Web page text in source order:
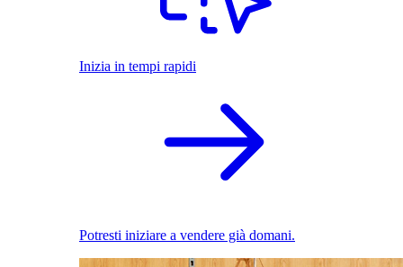
Inizia in tempi rapidi
Potresti iniziare a vendere già domani.